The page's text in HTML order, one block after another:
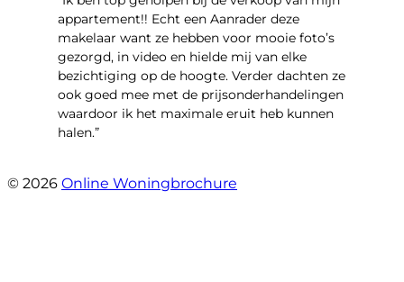
appartement!! Echt een Aanrader deze
makelaar want ze hebben voor mooie foto’s
gezorgd, in video en hielde mij van elke
bezichtiging op de hoogte. Verder dachten ze
ook goed mee met de prijsonderhandelingen
waardoor ik het maximale eruit heb kunnen
halen.”
© 2026 Online Woningbrochure